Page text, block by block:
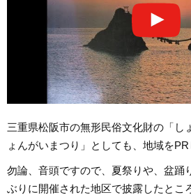
三重県松阪市の無形民俗文化財の「し
ょんがいまつり」としても、地域をPR
勿論、音頭ですので、夏祭りや、盆踊
ぶりに開催された地区で披露したとこ